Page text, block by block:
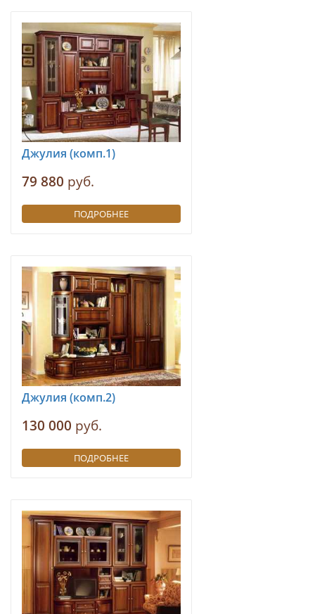
Джулия (комп.1)
79 880 руб.
ПОДРОБНЕЕ
Джулия (комп.2)
130 000 руб.
ПОДРОБНЕЕ